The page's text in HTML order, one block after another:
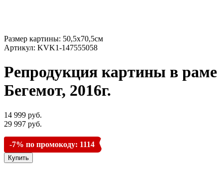
Размер картины: 50,5х70,5см
Артикул: KVK1-147555058
Репродукция картины в раме
Бегемот, 2016г.
14 999 руб.
29 997 руб.
-7% по промокоду: 1114
Купить